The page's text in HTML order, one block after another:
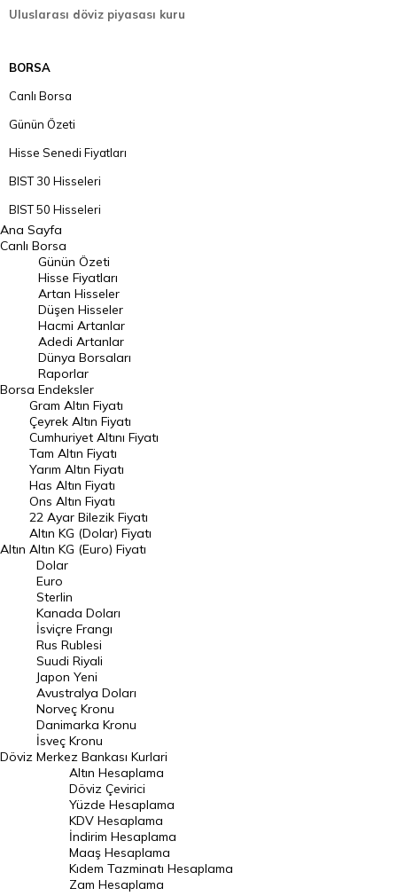
Uluslarası döviz piyasası kuru
BORSA
Canlı Borsa
Günün Özeti
Hisse Senedi Fiyatları
BIST 30 Hisseleri
BIST 50 Hisseleri
BIST 100 Hisseleri
En Çok Artan Hisseler
En Çok Düşen Hisseler
Hacmi Artanlar
Geçmiş Kapanışlar
Dünya Borsaları
Raporlar
Endeksler
DÖVİZ
Döviz Kuru
Dolar Kuru
Euro Kuru
Pound Kuru
Frank Kuru
Riyal Kuru
Avustralya Doları
Danimarka Kronu Kuru
Kanada Doları Kuru
Norveç Kronu Kuru
İsveç Kronu Kuru
Japon Yeni Kuru
Serbest Piyasa Döviz Kurları
Merkez Bankası Döviz Kurları
Ana Sayfa
Canlı Borsa
Borsa
Günün Özeti
Hisse Fiyatları
Artan Hisseler
Düşen Hisseler
Hacmi Artanlar
Adedi Artanlar
Dünya Borsaları
Raporlar
Endeksler
Altın
Gram Altın Fiyatı
Çeyrek Altın Fiyatı
Cumhuriyet Altını Fiyatı
Tam Altın Fiyatı
Yarım Altın Fiyatı
Has Altın Fiyatı
Ons Altın Fiyatı
22 Ayar Bilezik Fiyatı
Altın KG (Dolar) Fiyatı
Altın KG (Euro) Fiyatı
Döviz
Dolar
Euro
Sterlin
Kanada Doları
İsviçre Frangı
Rus Rublesi
Suudi Riyali
Japon Yeni
Avustralya Doları
Norveç Kronu
Danimarka Kronu
İsveç Kronu
Merkez Bankası Kurlari
Altın Hesaplama
Döviz Çevirici
Yüzde Hesaplama
KDV Hesaplama
İndirim Hesaplama
Maaş Hesaplama
Kıdem Tazminatı Hesaplama
Zam Hesaplama